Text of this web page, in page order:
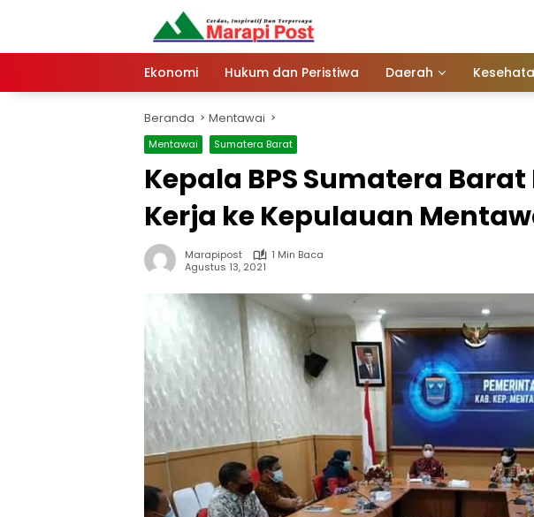
Ekonomi Hukum dan Peristiwa Daerah
Beranda Mentawai
Mentawai Sumatera Barat
Kepala BPS Sumatera
Kerja ke Kepulauan
Marapipost
1 Min Baca
Agustus 13, 2021